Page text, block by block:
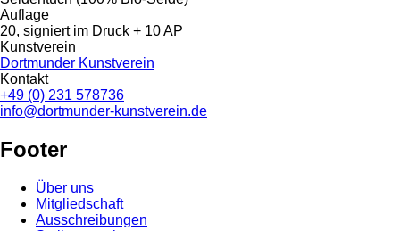
Auflage
20, signiert im Druck + 10 AP
Kunstverein
Dortmunder Kunstverein
Kontakt
+49 (0) 231 578736
info@dortmunder-kunstverein.de
Footer
Über uns
Mitgliedschaft
Ausschreibungen